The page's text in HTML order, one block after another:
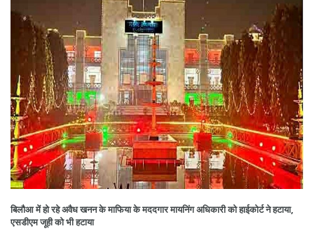
बिलौआ में हो रहे अवैध खनन के माफिया के मददगार मायनिंग अधिकारी को हाईकोर्ट ने हटाया,
एसडीएम जूही को भी हटाया